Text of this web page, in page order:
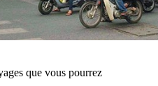
que vous pourrez